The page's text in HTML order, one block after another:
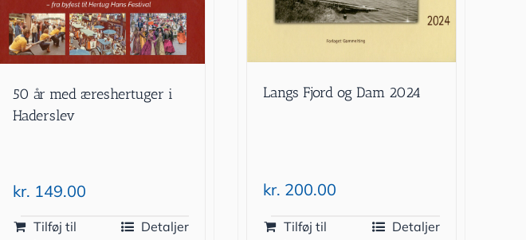
50 år med æreshertuger i
Haderslev
kr. 149.00
Tilføj til
Detaljer
Langs Fjord og Dam 2024
kr. 200.00
Tilføj til
Detaljer